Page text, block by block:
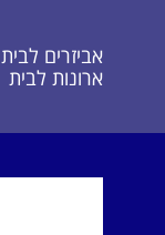
אביזרים לבית
ארונות לבית